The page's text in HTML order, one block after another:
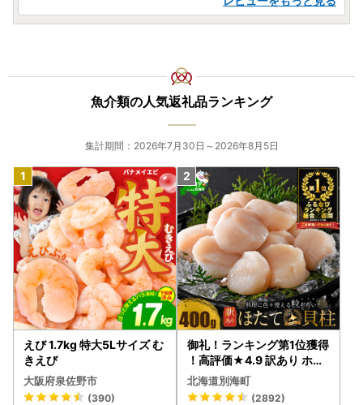
魚介類の人気返礼品ランキング
集計期間：2026年7月30日～2026年8月5日
えび 1.7kg 特大5Lサイズ む
きえび
大阪府泉佐野市
(390)
御礼！ランキング第1位獲得
！高評価★4.9 訳あり ホタ
テ 400g（ほたて 帆立 貝柱
冷凍 ）
北海道別海町
(2892)